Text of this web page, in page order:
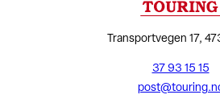
Transportvegen 17,
37 93 15 15